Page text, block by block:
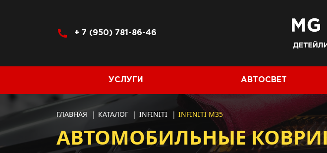
+ 7 (950) 781-86-46
УСЛУГИ АВТОСВЕТ
ГЛАВНАЯ | КАТАЛОГ | INFINITI | INFINITI M35
АВТОМОБИЛЬНЫЕ